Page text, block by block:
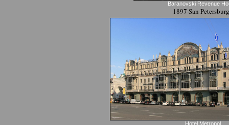
Baranovski Revenue
1897 San
Hotel Metropol